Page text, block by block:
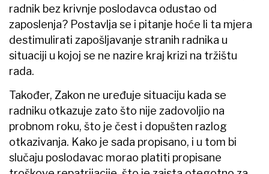
radnik bez krivnje poslodavca odustao od
zaposlenja? Postavlja se i pitanje hoće li ta mjera
destimulirati zapošljavanje stranih radnika u
situaciji u kojoj se ne nazire kraj krizi na tržištu
rada.
Također, Zakon ne uređuje situaciju kada se
radniku otkazuje zato što nije zadovoljio na
probnom roku, što je čest i dopušten razlog
otkazivanja. Kako je sada propisano, i u tom bi
slučaju poslodavac morao platiti propisane